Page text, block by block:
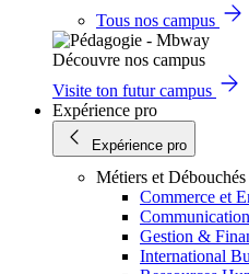
Tous nos campus
Découvre nos campus
Visite ton futur campus
Expérience pro
Expérience pro
Métiers et Débouchés
Commerce et
Gestion &
International